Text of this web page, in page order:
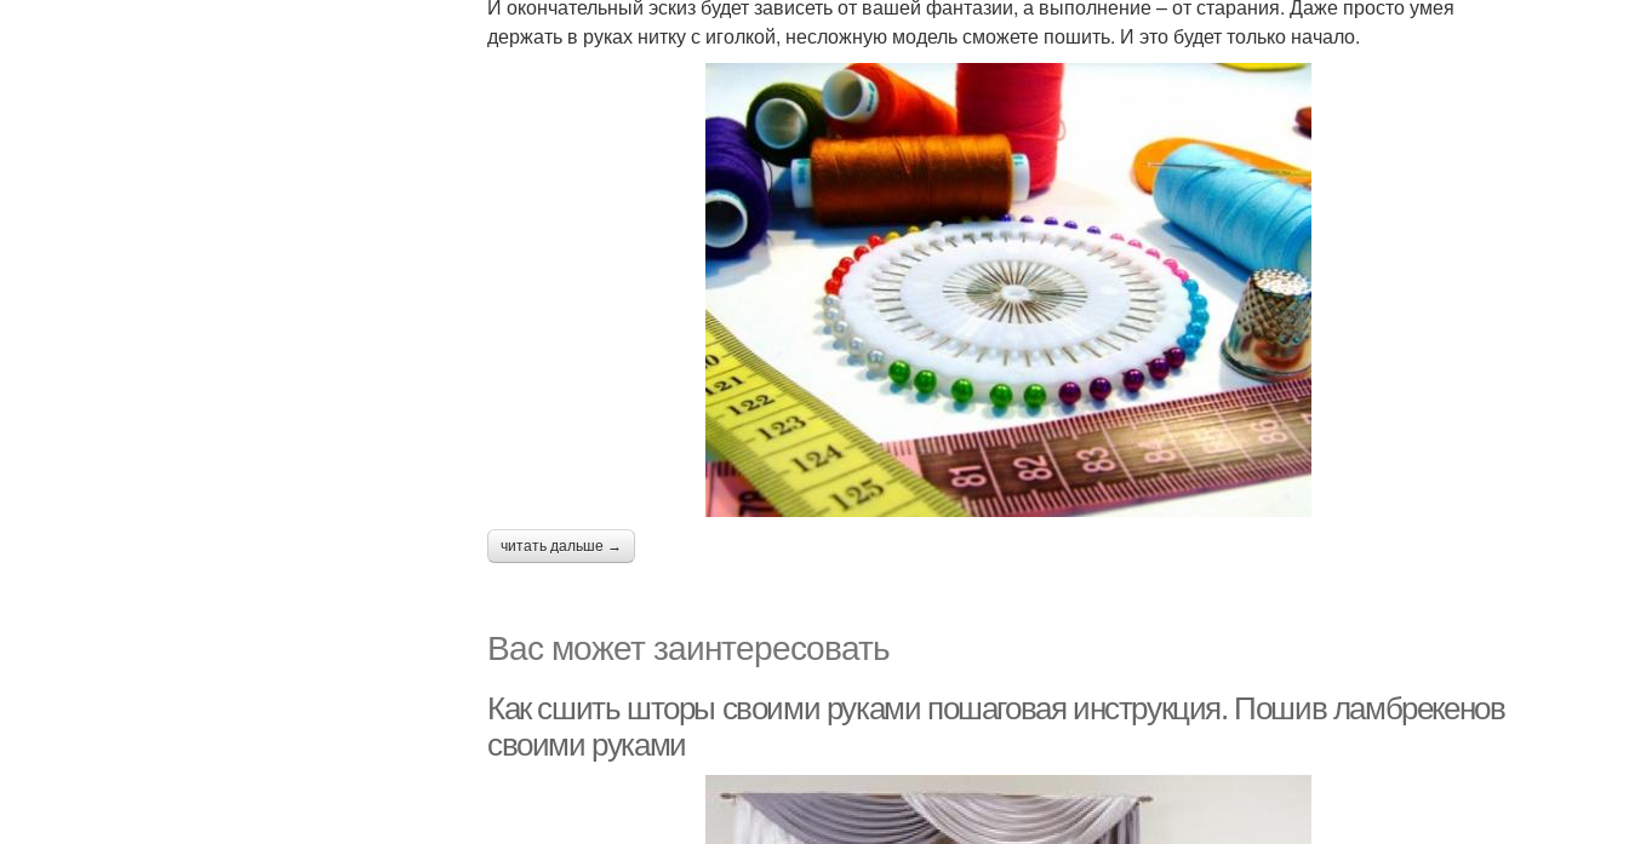
И окончательный эскиз будет зависеть от вашей фантазии, а выполнение – от старания. Даже просто умея
держать в руках нитку с иголкой, несложную модель сможете пошить. И это будет только начало.
читать дальше →
Вас может заинтересовать
Как сшить шторы своими руками пошаговая инструкция. Пошив ламбрекенов
своими руками